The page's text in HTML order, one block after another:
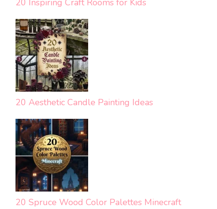
20 Inspiring Craft Rooms for Kids
20 Aesthetic Candle Painting Ideas
20 Spruce Wood Color Palettes Minecraft